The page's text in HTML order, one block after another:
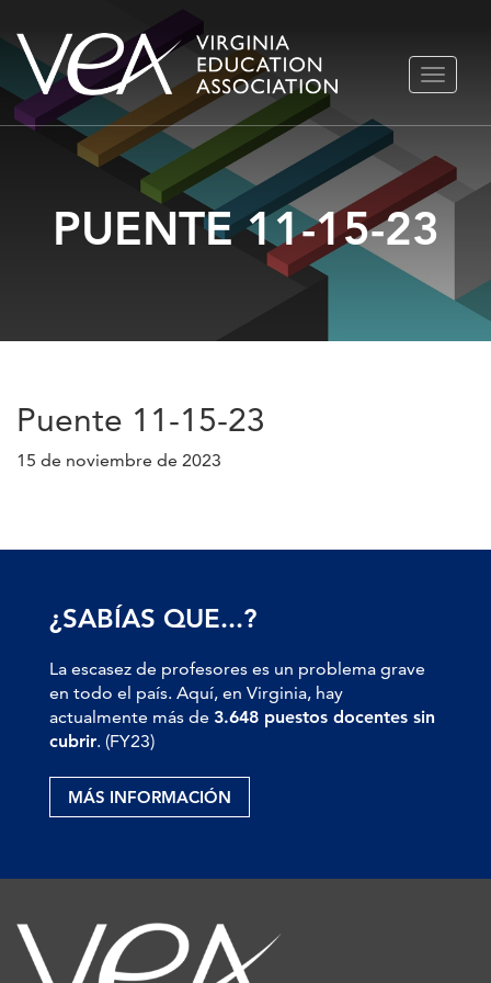
Ir
contenido
PUENTE 11-15-23
Puente 11-15-23
15 de noviembre de 2023
¿SABÍAS QUE...?
La escasez de profesores es un problema grave
en todo el país. Aquí, en Virginia, hay
actualmente más de 3.648 puestos docentes sin
cubrir. (FY23)
MÁS INFORMACIÓN